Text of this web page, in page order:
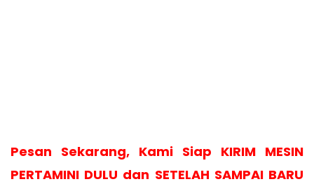
Pesan Sekarang, Kami Siap KIRIM MESIN
PERTAMINI DULU dan SETELAH SAMPAI BARU